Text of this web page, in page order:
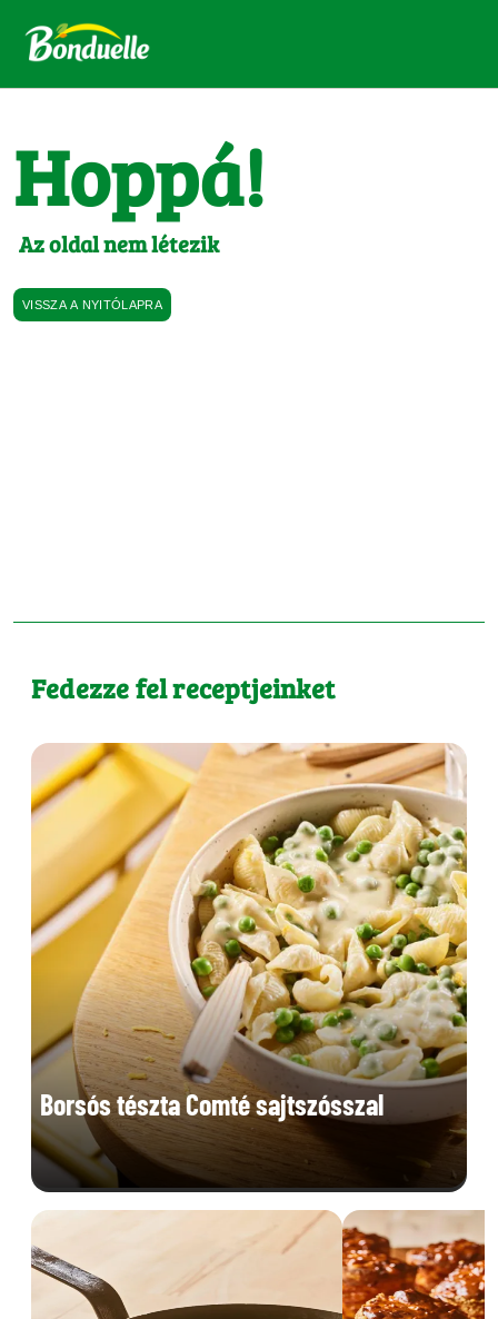
Hoppá!
Az oldal nem létezik
VISSZA A NYITÓLAPRA
Fedezze fel receptjeinket
Borsós tészta Comté sajtszósszal